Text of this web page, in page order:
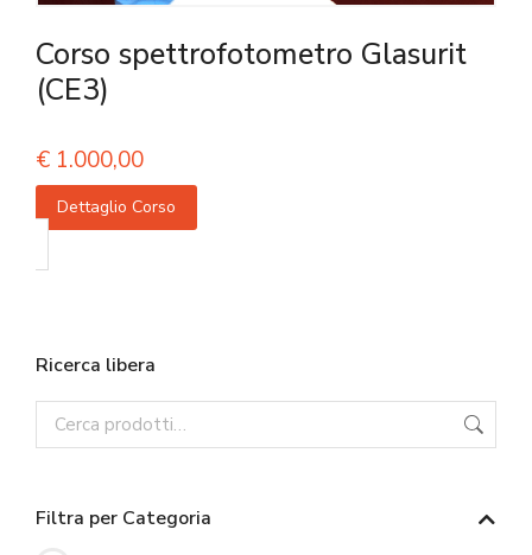
Corso spettrofotometro Glasurit
(CE3)
€ 1.000,00
Dettaglio Corso
Ricerca libera
Filtra per Categoria